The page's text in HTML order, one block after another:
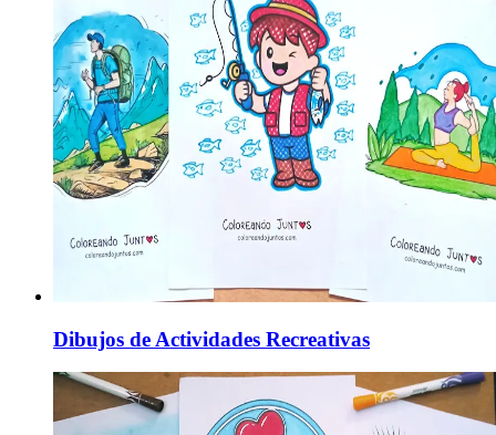
Dibujos de Actividades Recreativas